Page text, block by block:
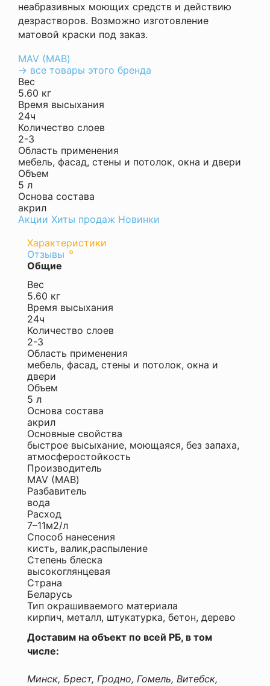
неабразивных моющих средств и действию
дезрастворов. Возможно изготовление
матовой краски под заказ.
MAV (МАВ)
→ все товары этого бренда
Вес
5.60 кг
Время высыхания
24ч
Количество слоев
2-3
Область применения
мебель, фасад, стены и потолок, окна и двери
Объем
5 л
Основа состава
акрил
Акции Хиты продаж Новинки
Характеристики
Отзывы
0
Общие
Вес
5.60 кг
Время высыхания
24ч
Количество слоев
2-3
Область применения
мебель, фасад, стены и потолок, окна и
двери
Объем
5 л
Основа состава
акрил
Основные свойства
быстрое высыхание, моющаяся, без запаха,
атмосферостойкость
Производитель
MAV (МАВ)
Разбавитель
вода
Расход
7–11м2/л
Способ нанесения
кисть, валик,распыление
Степень блеска
высокоглянцевая
Страна
Беларусь
Тип окрашиваемого материала
кирпич, металл, штукатурка, бетон, дерево
Оставить
отзыв
Ваша
оценка
—
Ваше
имя
—
Комментарий
Я
согласен
с
Политикой
конфиденциальности
данного
сайта
Доставим на объект по всей РБ, в том
числе:
Минск, Брест, Гродно, Гомель, Витебск,